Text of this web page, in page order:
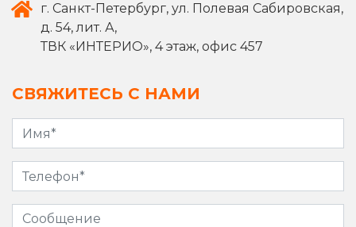
г. Санкт-Петербург, ул. Полевая Сабировская,
д. 54, лит. А,
ТВК «ИНТЕРИО», 4 этаж, офис 457
СВЯЖИТЕСЬ С НАМИ